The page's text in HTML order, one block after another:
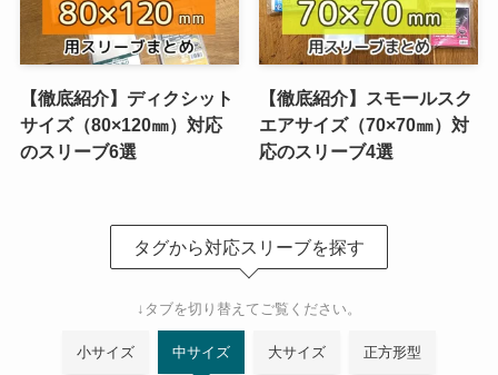
【徹底紹介】ディクシット
サイズ（80×120㎜）対応
のスリーブ6選
【徹底紹介】スモールスク
エアサイズ（70×70㎜）対
応のスリーブ4選
タグから対応スリーブを探す
↓タブを切り替えてご覧ください。
小サイズ 中サイズ 大サイズ 正方形型